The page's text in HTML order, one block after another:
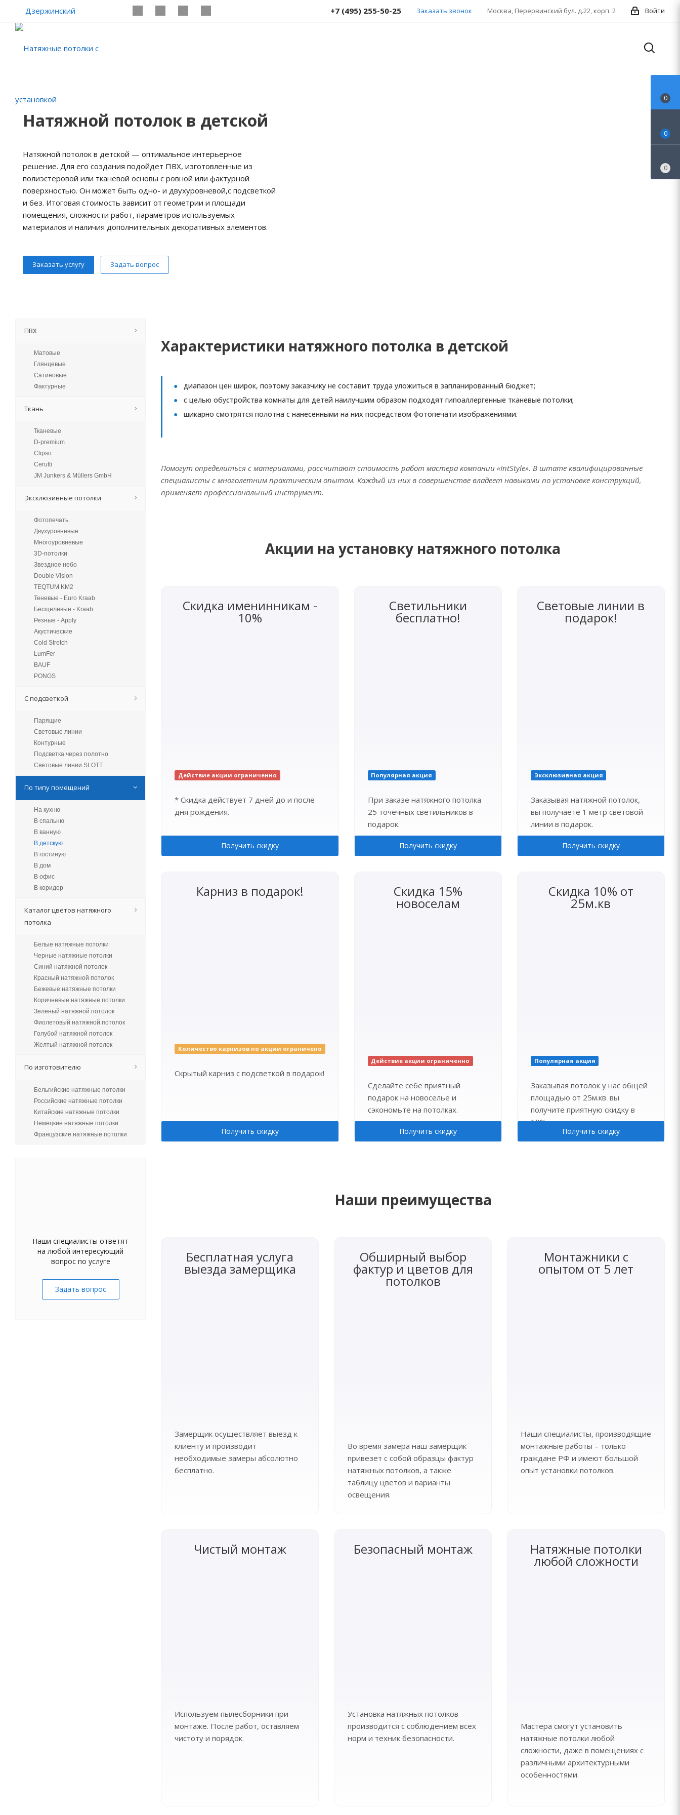
Дзержинский Войти
Москва, Перервинский бул. д.22, корп. 2
+7 (495) 255-50-25 Заказать звонок
Натяжной потолок в детской
Натяжной потолок в детской — оптимальное интерьерное
решение. Для его создания подойдет ПВХ, изготовленные из
полиэстеровой или тканевой основы с ровной или фактурной
поверхностью. Он может быть одно- и двухуровневой,с подсветкой
и без. Итоговая стоимость зависит от геометрии и площади
помещения, сложности работ, параметров используемых
материалов и наличия дополнительных декоративных элементов.
Заказать услугу Задать вопрос
Характеристики натяжного потолка в детской
диапазон цен широк, поэтому заказчику не составит труда уложиться в запланированный бюджет;
с целью обустройства комнаты для детей наилучшим образом подходят гипоаллергенные тканевые потолки;
шикарно смотрятся полотна с нанесенными на них посредством фотопечати изображениями.
Помогут определиться с материалами, рассчитают стоимость работ мастера компании «IntStyle». В штате квалифицированные
специалисты с многолетним практическим опытом. Каждый из них в совершенстве владеет навыками по установке конструкций,
применяет профессиональный инструмент.
Акции на установку натяжного потолка
Скидка именинникам -
10%
Действие акции ограниченно
* Скидка действует 7 дней до и после
дня рождения.
Получить скидку
Светильники
бесплатно!
Популярная акция
При заказе натяжного потолка
25 точечных светильников в
подарок.
Получить скидку
Световые линии в
подарок!
Эксклюзивная акция
Заказывая натяжной потолок,
вы получаете 1 метр световой
линии в подарок.
Получить скидку
Карниз в подарок!
Количество карнизов по акции ограничено
Скрытый карниз с подсветкой в подарок!
Получить скидку
Скидка 15%
новоселам
Действие акции ограниченно
Сделайте себе приятный
подарок на новоселье и
сэкономьте на потолках.
Получить скидку
Скидка 10% от
25м.кв
Популярная акция
Заказывая потолок у нас общей
площадью от 25м.кв. вы
получите приятную скидку в
10%.
Получить скидку
Наши преимущества
Бесплатная услуга
выезда замерщика
Замерщик осуществляет выезд к
клиенту и производит
необходимые замеры абсолютно
бесплатно.
Обширный выбор
фактур и цветов для
потолков
Во время замера наш замерщик
привезет с собой образцы фактур
натяжных потолков, а также
таблицу цветов и варианты
освещения.
Монтажники с
опытом от 5 лет
Наши специалисты, производящие
монтажные работы – только
граждане РФ и имеют большой
опыт установки потолков.
Чистый монтаж
Используем пылесборники при
монтаже. После работ, оставляем
чистоту и порядок.
Безопасный монтаж
Установка натяжных потолков
производится с соблюдением всех
норм и техник безопасности.
Натяжные потолки
любой сложности
Мастера смогут установить
натяжные потолки любой
сложности, даже в помещениях с
различными архитектурными
особенностями.
ПВХ
Матовые
Глянцевые
Сатиновые
Фактурные
Ткань
Тканевые
D-premium
Clipso
Cerutti
JM Junkers & Müllers GmbH
Эксклюзивные потолки
Фотопечать
Двухуровневые
Многоуровневые
3D-потолки
Звездное небо
Double Vision
TEQTUM KM2
Теневые - Euro Kraab
Бесщелевые - Kraab
Резные - Apply
Акустические
Cold Stretch
LumFer
BAUF
PONGS
С подсветкой
Парящие
Световые линии
Контурные
Подсветка через полотно
Световые линии SLOTT
По типу помещений
На кухню
В спальню
В ванную
В детскую
В гостиную
В дом
В офис
В коридор
Каталог цветов натяжного
потолка
Белые натяжные потолки
Черные натяжные потолки
Синий натяжной потолок
Красный натяжной потолок
Бежевые натяжные потолки
Коричневые натяжные потолки
Зеленый натяжной потолок
Фиолетовый натяжной потолок
Голубой натяжной потолок
Желтый натяжной потолок
По изготовителю
Бельгийские натяжные потолки
Российские натяжные потолки
Китайские натяжные потолки
Немецкие натяжные потолки
Французские натяжные потолки
Наши специалисты ответят
на любой интересующий
вопрос по услуге
Задать вопрос
0
0
0